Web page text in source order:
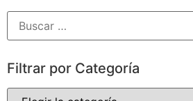
Filtrar por Categoría